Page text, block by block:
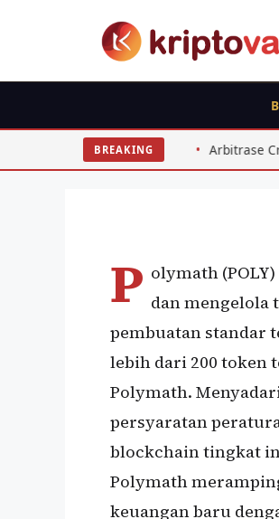
BREAKING
Arbitrase Crypto Indonesia:
Polymath
P olymath
dan mengelola
pembuatan standar
lebih dari 200 token
Polymath.
persyaratan
blockchain tingkat
Polymath
keuangan baru